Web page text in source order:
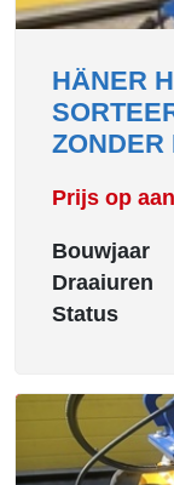
HÄNER
ZONDER
Prijs op
Bouwjaar
Draaiuren
Status